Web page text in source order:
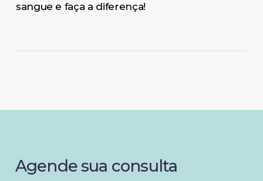
sangue e faça a diferença!
Agendesua consulta